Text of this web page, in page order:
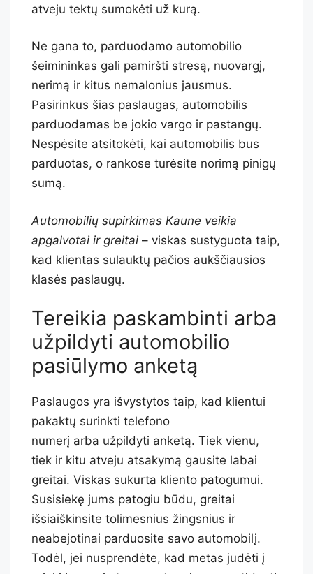
atveju tektų sumokėti už kurą.
Ne gana to, parduodamo automobilio
šeimininkas gali pamiršti stresą, nuovargį,
nerimą ir kitus nemalonius jausmus.
Pasirinkus šias paslaugas, automobilis
parduodamas be jokio vargo ir pastangų.
Nespėsite atsitokėti, kai automobilis bus
parduotas, o rankose turėsite norimą pinigų
sumą.
Automobilių supirkimas Kaune veikia
apgalvotai ir greitai – viskas sustyguota taip,
kad klientas sulauktų pačios aukščiausios
klasės paslaugų.
Tereikia paskambinti arba
užpildyti automobilio
pasiūlymo anketą
Paslaugos yra išvystytos taip, kad klientui
pakaktų surinkti telefono
numerį arba užpildyti anketą. Tiek vienu,
tiek ir kitu atveju atsakymą gausite labai
greitai. Viskas sukurta kliento patogumui.
Susisiekę jums patogiu būdu, greitai
išsiaiškinsite tolimesnius žingsnius ir
neabejotinai parduosite savo automobilį.
Todėl, jei nusprendėte, kad metas judėti į